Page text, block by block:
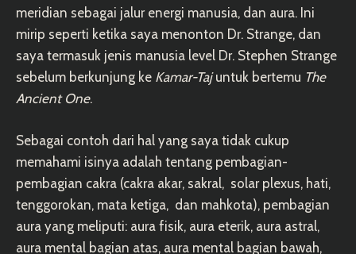
meridian sebagai jalur energi manusia, dan aura. Ini
mirip seperti ketika saya menonton Dr. Strange, dan
saya termasuk jenis manusia level Dr. Stephen Strange
sebelum berkunjung ke Kamar-Tajuntuk bertemu The
Ancient One.
Sebagai contoh dari hal yang saya tidak cukup
memahami isinya adalah tentang pembagian-
pembagian cakra (cakra akar, sakral, solar plexus, hati,
tenggorokan, mata ketiga, dan mahkota), pembagian
aura yang meliputi: aura fisik, aura eterik, aura astral,
aura mental bagian atas, aura mental bagian bawah,